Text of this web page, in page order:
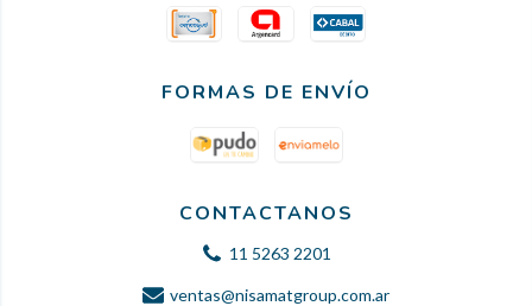
FORMAS DE ENVÍO
CONTACTANOS
11 5263 2201
ventas@nisamatgroup.com.ar